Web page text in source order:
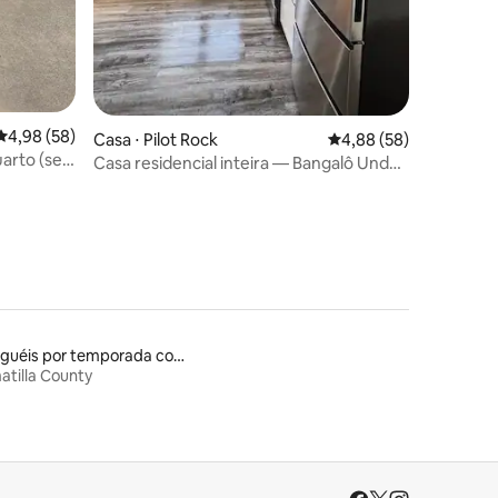
de uma avaliação média de 5, 58 avaliações
4,98 (58)
(self
Casa ⋅ Pilot Rock 4,88 de uma
4,88 (58)
Casa residencial inteira — Bangalô Under
Aluguéis por temporada com banheira de hidromassagem
County